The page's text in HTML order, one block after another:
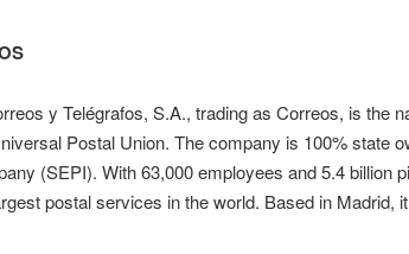
y Telégrafos, S.A., trading as Correos, is the
Postal Union. The company is 100% state
(SEPI). With 63,000 employees and 5.4 billion
postal services in the world. Based in Madrid,